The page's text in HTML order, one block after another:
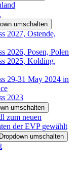
umschalten
2027, Ostende,
2026, Posen, Polen
2025, Kolding,
29-31 May 2024 in
2023
umschalten
zum neuen
der EVP gewählt
Dropdown umschalten